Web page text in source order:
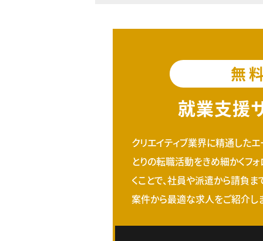
無
就業支援
クリエイティブ業界に精通した
とりの転職活動をきめ細かくフ
くことで、社員や派遣から請負
案件から最適な求人をご紹介し